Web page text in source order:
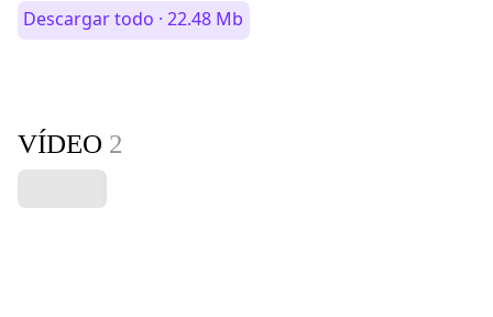
Descargar todo · 22.48 Mb
VÍDEO 2